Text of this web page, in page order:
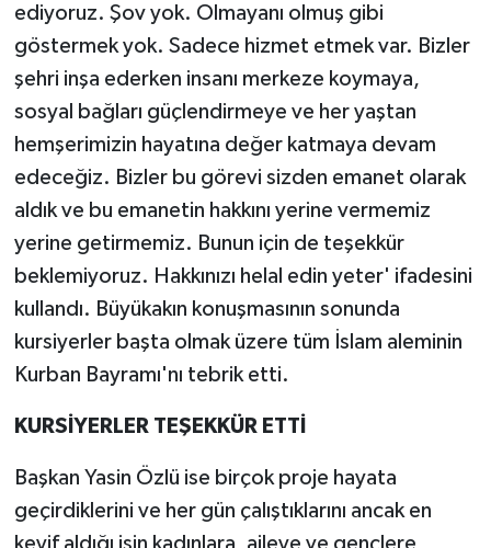
ediyoruz. Şov yok. Olmayanı olmuş gibi
göstermek yok. Sadece hizmet etmek var. Bizler
şehri inşa ederken insanı merkeze koymaya,
sosyal bağları güçlendirmeye ve her yaştan
hemşerimizin hayatına değer katmaya devam
edeceğiz. Bizler bu görevi sizden emanet olarak
aldık ve bu emanetin hakkını yerine vermemiz
yerine getirmemiz. Bunun için de teşekkür
beklemiyoruz. Hakkınızı helal edin yeter' ifadesini
kullandı. Büyükakın konuşmasının sonunda
kursiyerler başta olmak üzere tüm İslam aleminin
Kurban Bayramı'nı tebrik etti.
KURSİYERLER TEŞEKKÜR ETTİ
Başkan Yasin Özlü ise birçok proje hayata
geçirdiklerini ve her gün çalıştıklarını ancak en
keyif aldığı işin kadınlara, aileye ve gençlere